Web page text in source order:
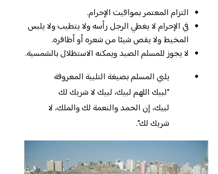
التزام المعتمر بمواقيت الإحرام.
في الإحرام لا يغطي الرجل رأسه ولا يتطيب ولا يلبس
المخيط ولا يقص شيئا من شعره أو أظافره.
لا يجوز للمسلم الصيد ويمكنه الاستظلال بالشمسية.
يلبي المسلم بصيغة التلبية المعروفة
“لبيك اللهم لبيك، لبيك لا شريك لك
لبيك، إن الحمد والنعمة لك والملك، لا
شريك لك”.